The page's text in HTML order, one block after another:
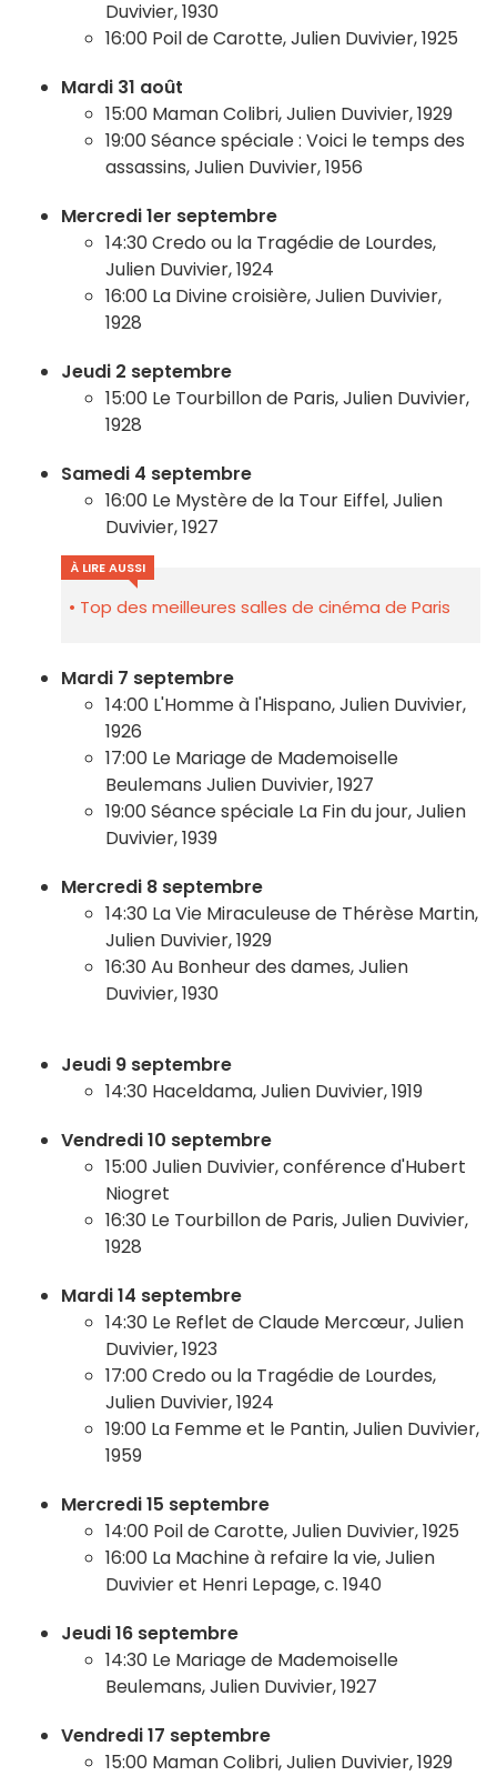
Duvivier, 1930
16:00 Poil de Carotte, Julien Duvivier, 1925
Mardi 31 août
15:00 Maman Colibri, Julien Duvivier, 1929
19:00 Séance spéciale : Voici le temps des
assassins, Julien Duvivier, 1956
Mercredi 1er septembre
14:30 Credo ou la Tragédie de Lourdes,
Julien Duvivier, 1924
16:00 La Divine croisière, Julien Duvivier,
1928
Jeudi 2 septembre
15:00 Le Tourbillon de Paris, Julien Duvivier,
1928
Samedi 4 septembre
16:00 Le Mystère de la Tour Eiffel, Julien
Duvivier, 1927
À LIRE AUSSI
Top des meilleures salles de cinéma de Paris
Mardi 7 septembre
14:00 L'Homme à l'Hispano, Julien Duvivier,
1926
17:00 Le Mariage de Mademoiselle
Beulemans Julien Duvivier, 1927
19:00 Séance spéciale La Fin du jour, Julien
Duvivier, 1939
Mercredi 8 septembre
14:30 La Vie Miraculeuse de Thérèse Martin,
Julien Duvivier, 1929
16:30 Au Bonheur des dames, Julien
Duvivier, 1930
Jeudi 9 septembre
14:30 Haceldama, Julien Duvivier, 1919
Vendredi 10 septembre
15:00 Julien Duvivier, conférence d'Hubert
Niogret
16:30 Le Tourbillon de Paris, Julien Duvivier,
1928
Mardi 14 septembre
14:30 Le Reflet de Claude Mercœur, Julien
Duvivier, 1923
17:00 Credo ou la Tragédie de Lourdes,
Julien Duvivier, 1924
19:00 La Femme et le Pantin, Julien Duvivier,
1959
Mercredi 15 septembre
14:00 Poil de Carotte, Julien Duvivier, 1925
16:00 La Machine à refaire la vie, Julien
Duvivier et Henri Lepage, c. 1940
Jeudi 16 septembre
14:30 Le Mariage de Mademoiselle
Beulemans, Julien Duvivier, 1927
Vendredi 17 septembre
15:00 Maman Colibri, Julien Duvivier, 1929